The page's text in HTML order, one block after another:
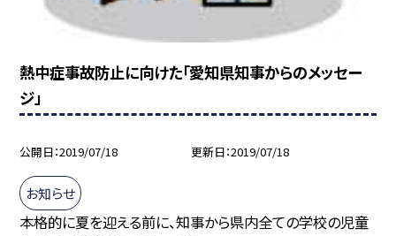
熱中症事故防止に向けた「愛知県知事からのメッセー
ジ」
公開日 2019/07/18 更新日 2019/07/18
お知らせ
本格的に夏を迎える前に、知事から県内全ての学校の児童